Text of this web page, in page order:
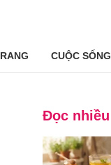
CUỘC SỐNG
Đọc nhiều